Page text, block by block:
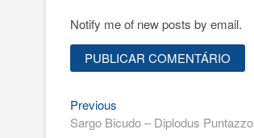
Notify me of new posts by email.
Navegação
Previous
post:
Sargo Bicudo – Diplodus Puntazzo